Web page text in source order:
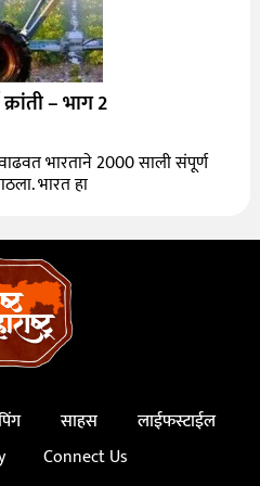
– भाग 2
भारताने 2000 साली संपूर्ण
भारत हा
साहस
लाईफस्टाईल
Connect Us